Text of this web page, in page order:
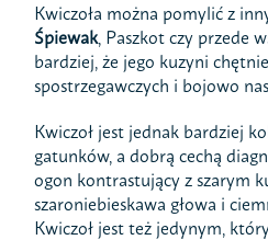
Kwiczoła można pomylić z
Śpiewak , Paszkot czy przede
bardziej, że jego kuzyni
spostrzegawczych i bojowo
Kwiczoł jest jednak bardziej
gatunków, a dobrą cechą
ogon kontrastujący z szarym
szaroniebieskawa głowa i
Kwiczoł jest też jedynym,